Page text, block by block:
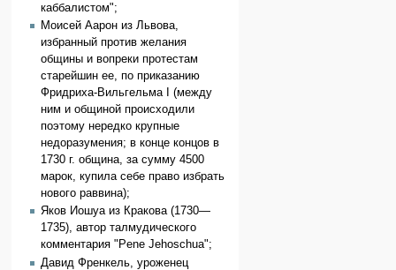
каббалистом";
Моисей Аарон из Львова,
избранный против желания
общины и вопреки протестам
старейшин ее, по приказанию
Фридриха-Вильгельма I (между
ним и общиной происходили
поэтому нередко крупные
недоразумения; в конце концов в
1730 г. община, за сумму 4500
марок, купила себе право избрать
нового раввина);
Яков Иошуа из Кракова (1730—
1735), автор талмудического
комментария "Pene Jehoschua";
Давид Френкель, уроженец